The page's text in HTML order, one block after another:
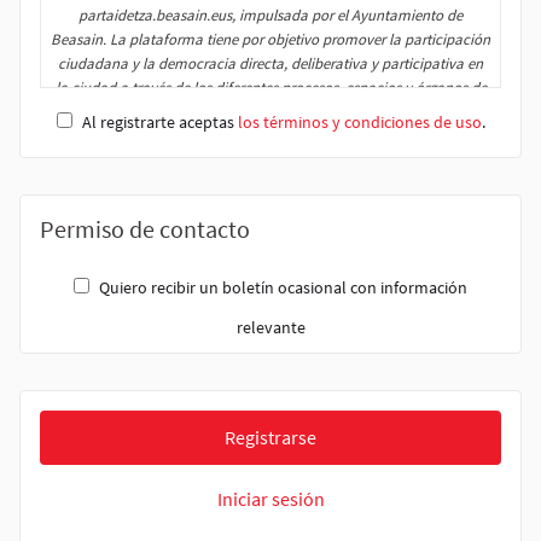
Al registrarte aceptas los términos y condiciones de uso.
Permiso de contacto
Quiero recibir un boletín ocasional con información
relevante
Registrarse
Iniciar sesión